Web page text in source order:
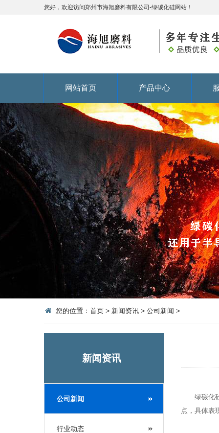
您好，欢迎访问郑州市海旭磨料有限公司-绿碳化硅网站！
网站首页 产品中心
您的位置： 首页 > 新闻资讯 > 公司新闻 >
新闻资讯
公司新闻
行业动态
绿碳化硅
点，具体表